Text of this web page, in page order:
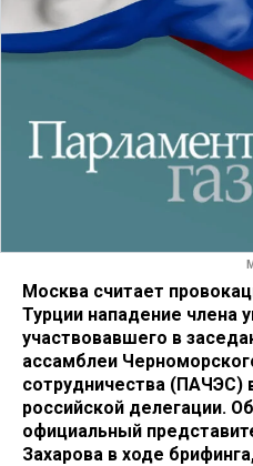
Москва считает
Турции нападение члена
участвовавшего в
ассамблеи
сотрудничества (ПАЧЭС)
российской делегации.
официальный
Захарова в ходе